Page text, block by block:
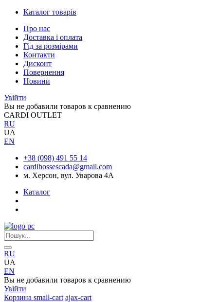
Каталог товарів
Про нас
Доставка і оплата
Гід за розмірами
Контакти
Дисконт
Повернення
Новини
Увійти
Вы не добавили товаров к сравнению
CARDI OUTLET
RU
UA
EN
+38 (098) 491 55 14
cardibossescada@gmail.com
м. Херсон, вул. Уварова 4А
Каталог
RU
UA
EN
Вы не добавили товаров к сравнению
Увійти
Корзина small-cart ajax-cart